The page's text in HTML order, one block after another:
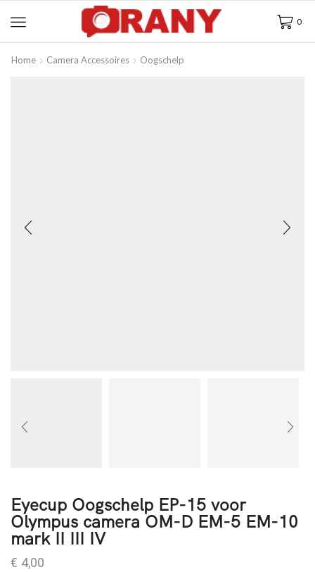
0
Home Camera Accessoires Oogschelp
Eyecup Oogschelp EP-15 voor
Olympus camera OM-D EM-5 EM-10
mark II III IV
€ 4,00